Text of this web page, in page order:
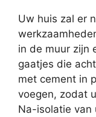
Uw huis zal er
in de muur zijn
gaatjes die
met cement in
voegen, zodat
Na-isolatie van